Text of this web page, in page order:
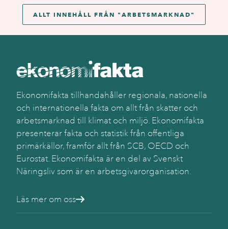
ALLT INNEHÅLL FRÅN " ARBETSMARKNAD "
Ekonomifakta tillhandahåller regionala, nationella
och internationella fakta om allt från skatter och
arbetsmarknad till klimat och miljö. Ekonomifakta
presenterar fakta och statistik från offentliga
primärkällor, framför allt från SCB, OECD och
Eurostat. Ekonomifakta är en del av Svenskt
Näringsliv som är en arbetsgivarorganisation.
Läs mer om oss